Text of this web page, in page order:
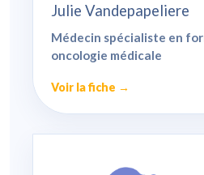
Julie Vandepapeliere
Médecin spécialiste en
oncologie médicale
Voir la fiche →